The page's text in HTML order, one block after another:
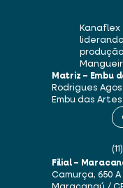
Kanaflex
Matriz – Embu
Rodrigues
Embu das Artes
Filial –
Camurça, 650 A